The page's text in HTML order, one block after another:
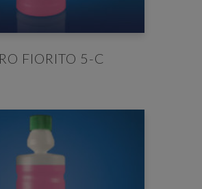
FIORITO 5-C